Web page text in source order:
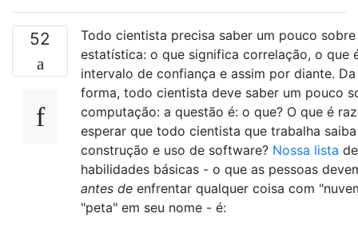
52
Todo cientista precisa saber um pouco sobre
estatística: o que significa correlação, o que
intervalo de confiança e assim por diante. Da
forma, todo cientista deve saber um pouco
computação: a questão é: o que? O que é
esperar que todo cientista que trabalha
construção e uso de software? Nossa lista de
habilidades básicas - o que as pessoas
antes de enfrentar qualquer coisa com
"peta" em seu nome - é: